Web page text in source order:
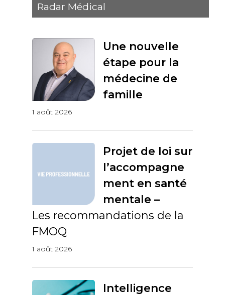
Radar Médical
Une nouvelle
étape pour la
médecine de
famille
1 août 2026
Projet de loi sur
l’accompagne
ment en santé
mentale –
Les recommandations de la
FMOQ
1 août 2026
Intelligence